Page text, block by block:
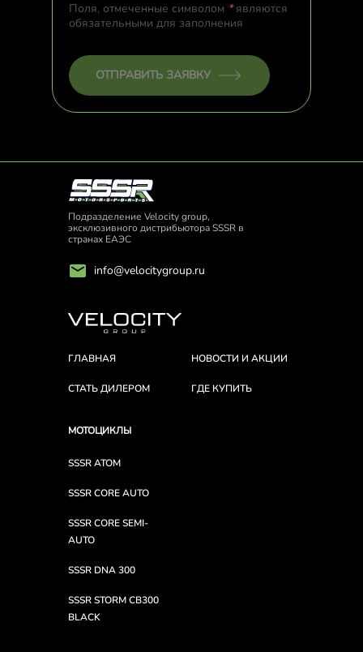
Поля, отмеченные символом *являются
обязательными для заполнения
ОТПРАВИТЬ ЗАЯВКУ
Подразделение Velocity group,
эксклюзивного дистрибьютора SSSR в
странах ЕАЭС
ГЛАВНАЯ НОВОСТИ И АКЦИИ
СТАТЬ ДИЛЕРОМ ГДЕ КУПИТЬ
МОТОЦИКЛЫ
SSSR ATOM
SSSR CORE AUTO
SSSR CORE SEMI-
AUTO
SSSR DNA 300
SSSR STORM CB300
BLACK
info@velocitygroup.ru